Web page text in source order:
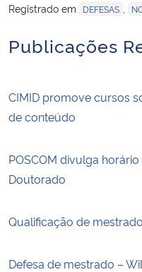
Registrado em
DEFESAS
Publicações
CIMID promove cursos
de conteúdo
POSCOM divulga
Doutorado
Qualificação de
Defesa de mestrado –